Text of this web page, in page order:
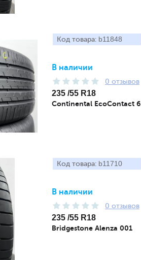
Код товара: b11848
В наличии
0 отзывов
235 /55 R18
Continental EcoContact 6
Код товара: b11710
В наличии
0 отзывов
235 /55 R18
Bridgestone Alenza 001